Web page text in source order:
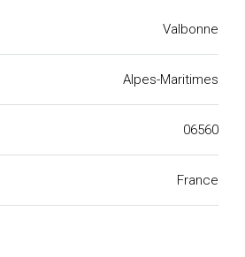
Valbonne
Alpes-Maritimes
06560
France